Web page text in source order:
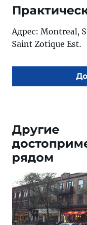
Адрес: Montreal,
Saint Zotique Est.
Другие
рядом